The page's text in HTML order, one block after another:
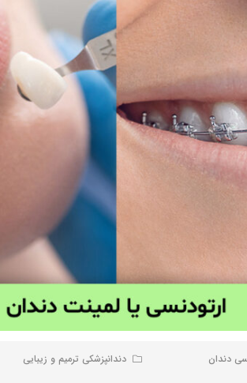
دندان دندانپزشکی ترمیم و زیبایی